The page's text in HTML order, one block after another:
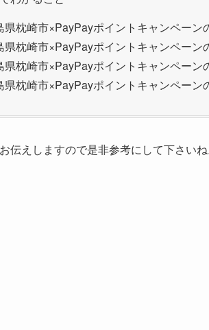
県枕崎市×PayPayポイントキャンペーン
県枕崎市×PayPayポイントキャンペーン
県枕崎市×PayPayポイントキャンペーン
県枕崎市×PayPayポイントキャンペーン
伝えしますので是非参考にして下さいね